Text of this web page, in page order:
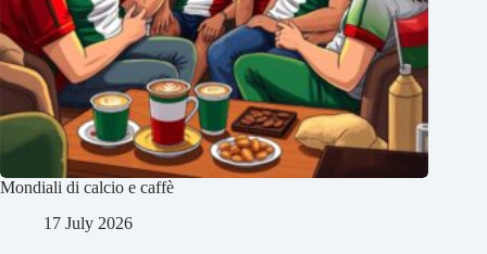
Mondiali di calcio e caffè
17 July 2026